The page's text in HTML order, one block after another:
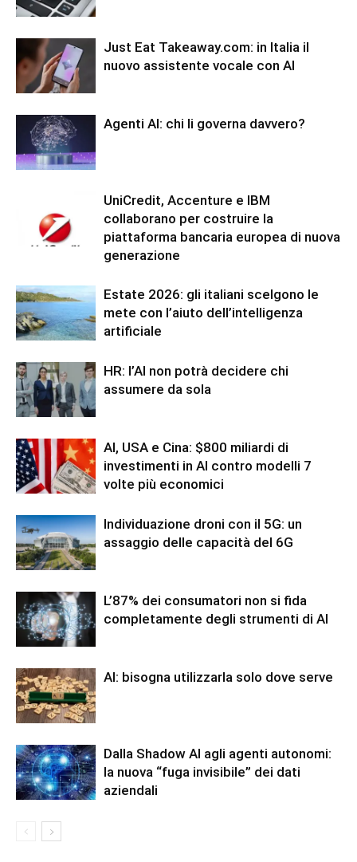
Just Eat Takeaway.com: in Italia il
nuovo assistente vocale con AI
Agenti AI: chi li governa davvero?
UniCredit, Accenture e IBM
collaborano per costruire la
piattaforma bancaria europea di nuova
generazione
Estate 2026: gli italiani scelgono le
mete con l’aiuto dell’intelligenza
artificiale
HR: l’AI non potrà decidere chi
assumere da sola
AI, USA e Cina: $800 miliardi di
investimenti in AI contro modelli 7
volte più economici
Individuazione droni con il 5G: un
assaggio delle capacità del 6G
L’87% dei consumatori non si fida
completamente degli strumenti di AI
AI: bisogna utilizzarla solo dove serve
Dalla Shadow AI agli agenti autonomi:
la nuova “fuga invisibile” dei dati
aziendali